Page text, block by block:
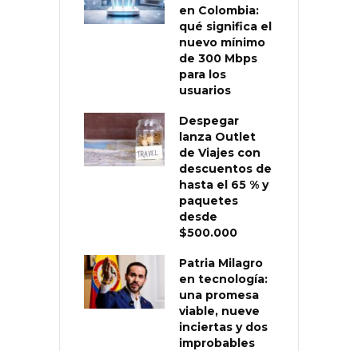
en Colombia:
qué significa el
nuevo mínimo
de 300 Mbps
para los
usuarios
Despegar
lanza Outlet
de Viajes con
descuentos de
hasta el 65 % y
paquetes
desde
$500.000
Patria Milagro
en tecnología:
una promesa
viable, nueve
inciertas y dos
improbables